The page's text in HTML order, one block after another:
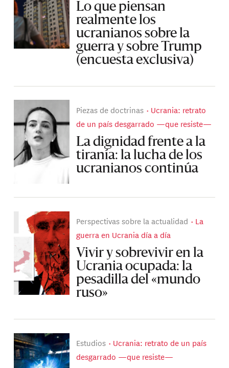
Lo que piensan
realmente los
ucranianos sobre la
guerra y sobre Trump
(encuesta exclusiva)
Piezas de doctrinas
Ucrania: retrato
de un país desgarrado —que resiste—
La dignidad frente a la
tiranía: la lucha de los
ucranianos continúa
Perspectivas sobre la actualidad
La
guerra en Ucrania día a día
Vivir y sobrevivir en la
Ucrania ocupada: la
pesadilla del «mundo
ruso»
Estudios
Ucrania: retrato de un país
desgarrado —que resiste—